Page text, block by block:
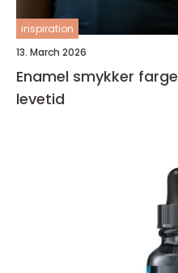
inspiration
13. March 2026
Enamel smykker fargerike smykker med lang
levetid